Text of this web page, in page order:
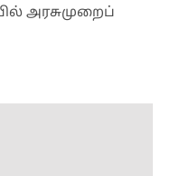
அரசுமுறைப்